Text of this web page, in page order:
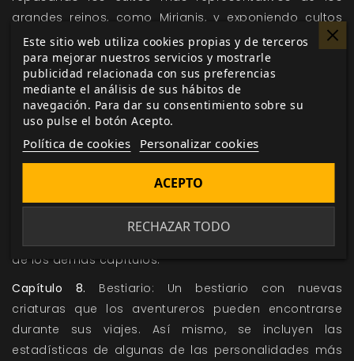
grandes reinos, como Mirianis, y exponiendo cultos
menores, como las creencias de los elfos Indeverei.
Capítulo 6.Vida en el Bosque de Ámbar: A lo largo de
este capítulo se explican los elementos principales
de la vida en las distintas regiones, explicando sus
festividades, lenguajes y tradiciones que marcan el
día a día de sus habitantes. También se presenta
la mayoría de las nuevas reglas de juego contenidas
de los demás capítulos.
Capítulo 8. Bestiario: Un bestiario con nuevas
criaturas que los aventureros pueden encontrarse
durante sus viajes. Así mismo, se incluyen las
estadísticas de algunas de las personalidades más
Este sitio web utiliza cookies propias y de terceros
para mejorar nuestros servicios y mostrarle
publicidad relacionada con sus preferencias
mediante el análisis de sus hábitos de
navegación. Para dar su consentimiento sobre su
uso pulse el botón Acepto.
Política de cookies Personalizar cookies
RECHAZAR TODO
ACEPTO